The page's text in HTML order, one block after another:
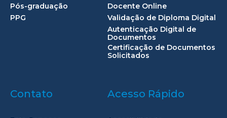
Pós-graduação
PPG
Docente Online
Validação de Diploma Digital
Autenticação Digital de
Documentos
Certificação de Documentos
Solicitados
Contato Acesso Rápido